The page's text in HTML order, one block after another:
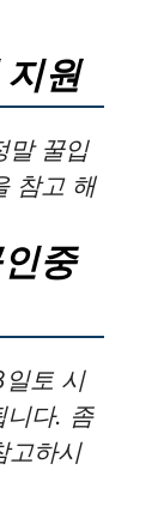
원
말 꿀입
참고 해
중
토 시
니다. 좀
고하시